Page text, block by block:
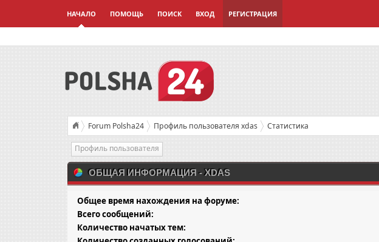
НАЧАЛО ПОМОЩЬ ПОИСК ВХОД РЕГИСТРАЦИЯ
Forum Polsha24 Профиль пользователя xdas Статистика
Профиль пользователя
ОБЩАЯ ИНФОРМАЦИЯ - XDAS
Общее время нахождения на форуме:
Всего сообщений:
Количество начатых тем: